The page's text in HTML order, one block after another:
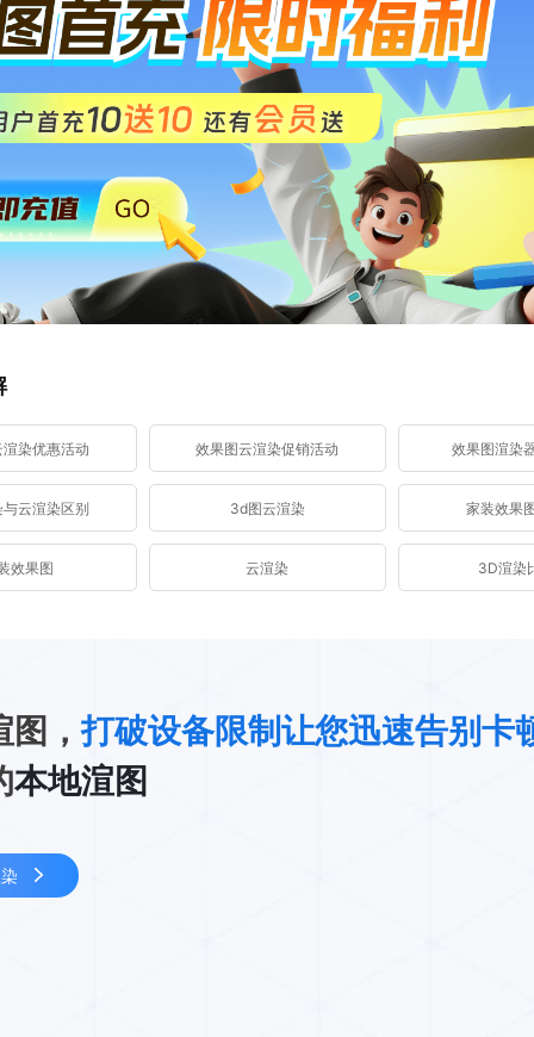
染优惠活动 效果图云渲染促销活动 效果图渲染
云渲染区别 3d图云渲染 家装效果
效果图 云渲染 3D渲染
图，打破设备限制让您迅速告别卡
本地渲图